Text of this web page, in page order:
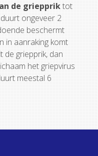
de grieppriktot
ongeveer 2
beschermt
in aanraking komt
de griepprik, dan
het griepvirus
meestal 6